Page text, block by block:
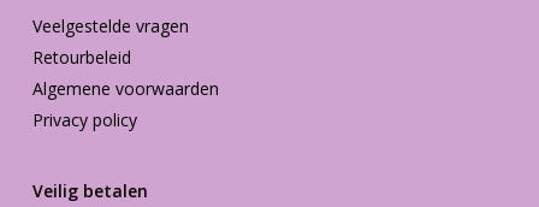
Veelgestelde vragen
Retourbeleid
Algemene voorwaarden
Privacy policy
Veilig betalen